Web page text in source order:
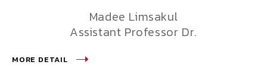
Madee Limsakul
Assistant Professor Dr.
MORE DETAIL